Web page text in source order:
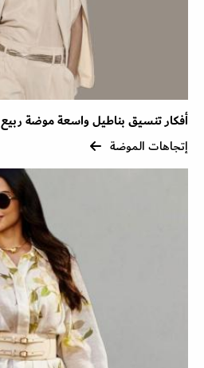
أفكار تنسيق بناطيل واسعة موضة ربيع 2024 لإطلالات رمضان
إتجاهات الموضة